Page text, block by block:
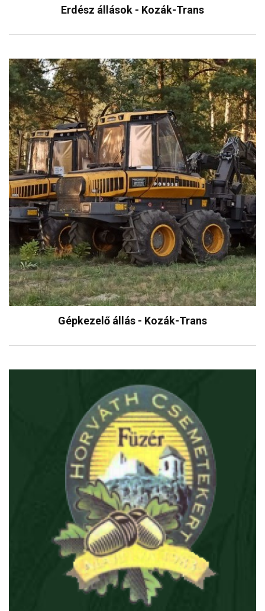
Erdész állások - Kozák-Trans
Gépkezelő állás - Kozák-Trans